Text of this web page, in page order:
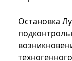
Остановка